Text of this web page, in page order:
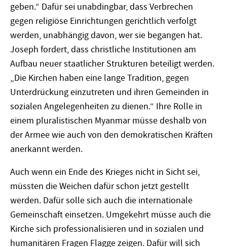
geben.“ Dafür sei unabdingbar, dass Verbrechen
gegen religiöse Einrichtungen gerichtlich verfolgt
werden, unabhängig davon, wer sie begangen hat.
Joseph fordert, dass christliche Institutionen am
Aufbau neuer staatlicher Strukturen beteiligt werden.
„Die Kirchen haben eine lange Tradition, gegen
Unterdrückung einzutreten und ihren Gemeinden in
sozialen Angelegenheiten zu dienen.“ Ihre Rolle in
einem pluralistischen Myanmar müsse deshalb von
der Armee wie auch von den demokratischen Kräften
anerkannt werden.
Auch wenn ein Ende des Krieges nicht in Sicht sei,
müssten die Weichen dafür schon jetzt gestellt
werden. Dafür solle sich auch die internationale
Gemeinschaft einsetzen. Umgekehrt müsse auch die
Kirche sich professionalisieren und in sozialen und
humanitären Fragen Flagge zeigen. Dafür will sich